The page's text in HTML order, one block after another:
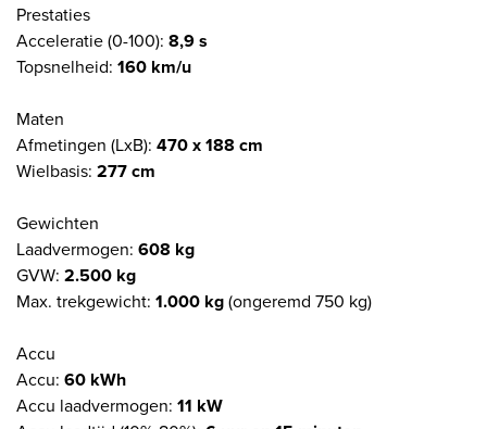
Prestaties
Acceleratie (0-100): 8,9 s
Topsnelheid: 160 km/u
Maten
Afmetingen (LxB): 470 x 188 cm
Wielbasis: 277 cm
Gewichten
Laadvermogen: 608 kg
GVW: 2.500 kg
Max. trekgewicht: 1.000 kg(ongeremd 750 kg)
Accu
Accu: 60 kWh
Accu laadvermogen: 11 kW